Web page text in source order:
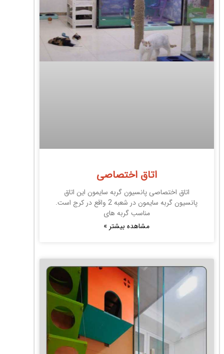
اتاق اختصاصی
اتاق اختصاصی پانسیون گربه سایمون این اتاق
پانسیون گربه سایمون در شعبه 2 واقع در کرج است.
مناسب گربه های
مشاهده بیشتر »